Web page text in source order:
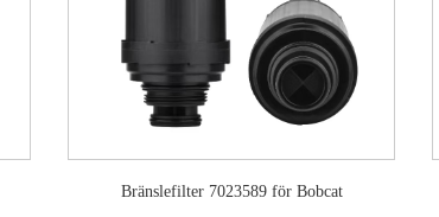
Bränslefilter 7023589 för Bobcat